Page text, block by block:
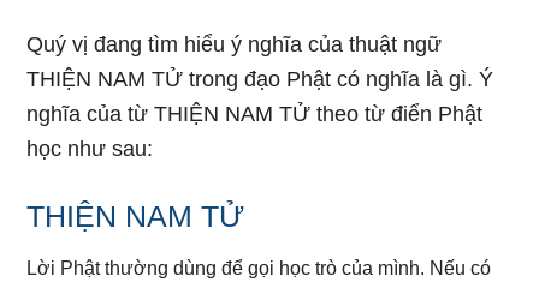
Quý vị đang tìm hiểu ý nghĩa của thuật ngữ
THIỆN NAM TỬ trong đạo Phật có nghĩa là gì. Ý
nghĩa của từ THIỆN NAM TỬ theo từ điển Phật
học như sau:
THIỆN NAM TỬ
Lời Phật thường dùng để gọi học trò của mình. Nếu có